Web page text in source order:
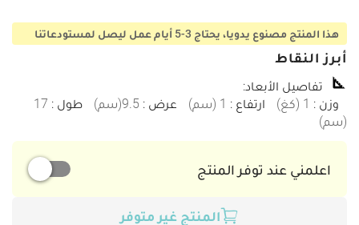
هذا المنتج مصنوع يدويا، يحتاج 3-5 أيام عمل ليصل لمستودعاتنا
أبرز النقاط
تفاصيل الأبعاد:
وزن :
1
(كغ) ارتفاع :
1
(سم) عرض :
9.5
(سم) طول :
17
(سم)
اعلمني عند توفر المنتج
المنتج غير متوفر